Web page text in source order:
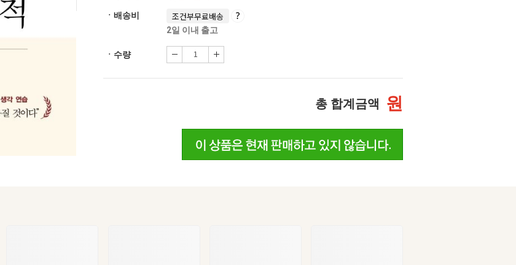
ㆍ배송비 조건부무료배송
2일 이내 출고
ㆍ수량
총 합계금액 원